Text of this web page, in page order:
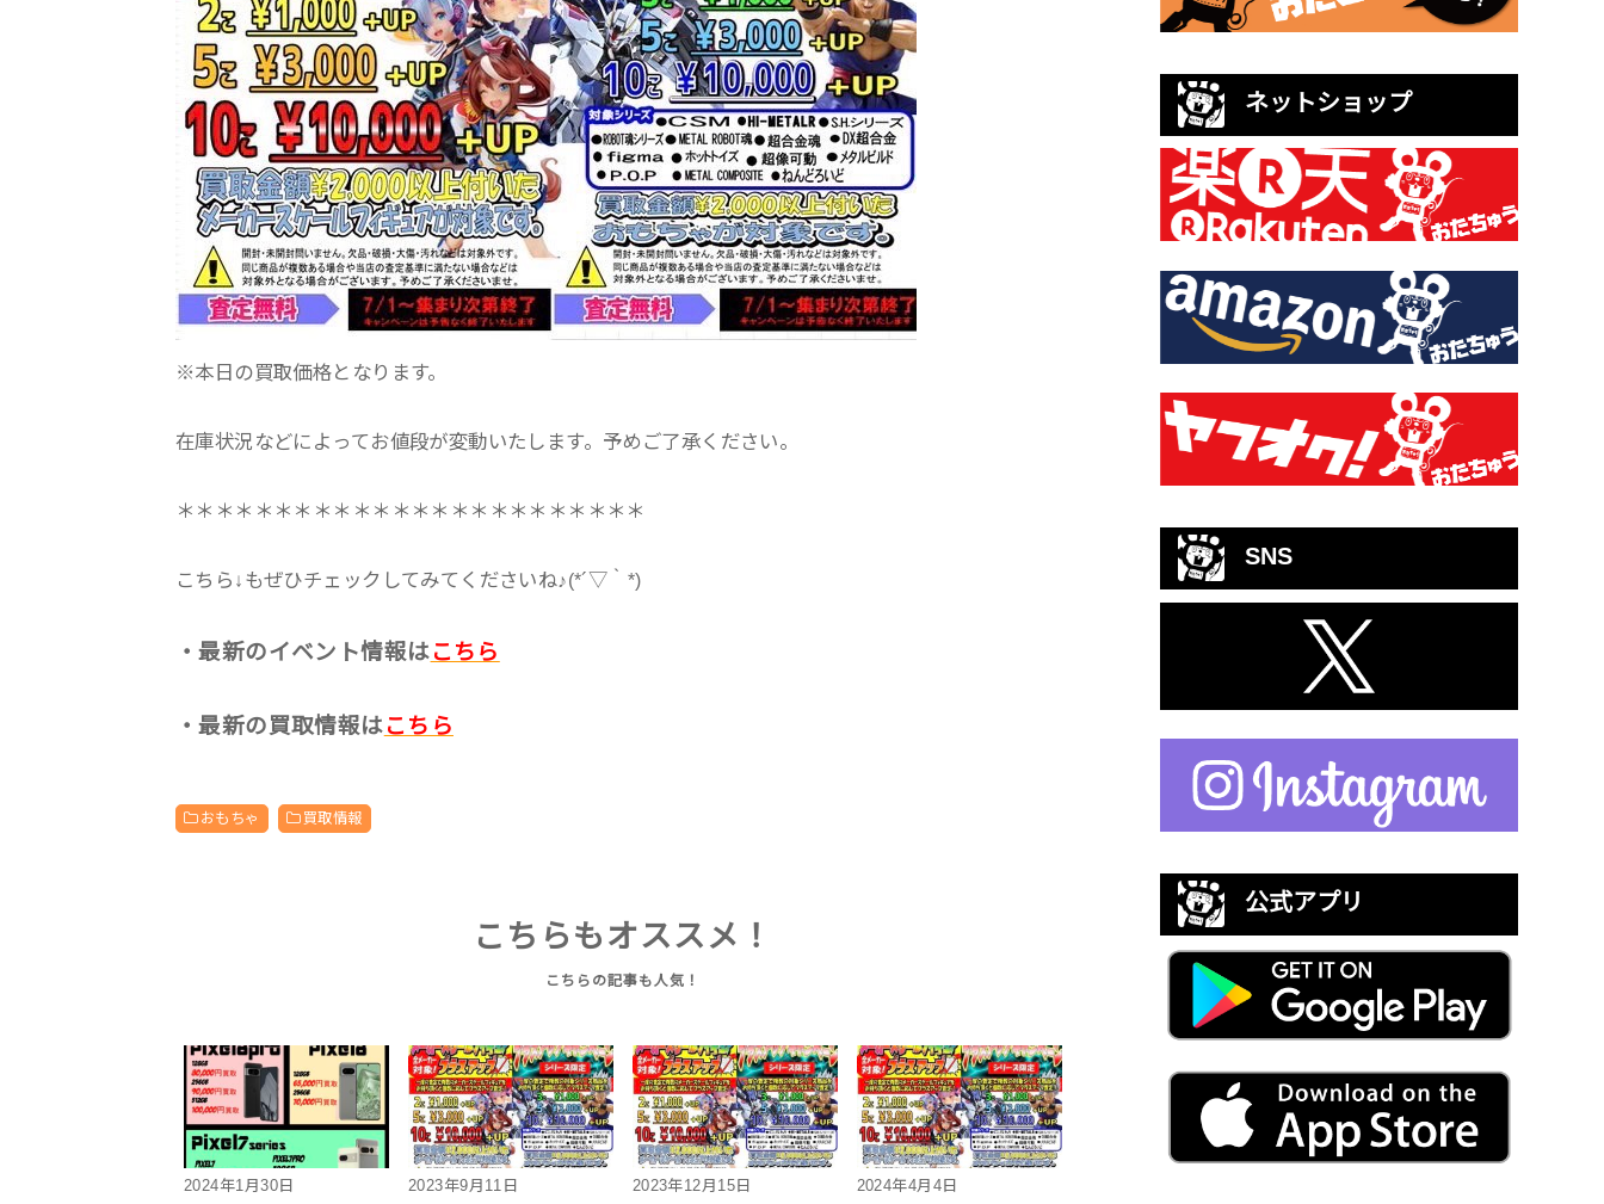
※本日の買取価格となります。
在庫状況などによってお値段が変動いたします。予めご了承ください。
＊＊＊＊＊＊＊＊＊＊＊＊＊＊＊＊＊＊＊＊＊＊＊＊
こちら↓もぜひチェックしてみてくださいね♪(*´▽｀*)
・最新のイベント情報はこちら
・最新の買取情報はこちら
おもちゃ 買取情報
こちらもオススメ！
2024年1月30日
2023年9月11日
2023年12月15日
2024年4月4日
ネットショップ
SNS
公式アプリ